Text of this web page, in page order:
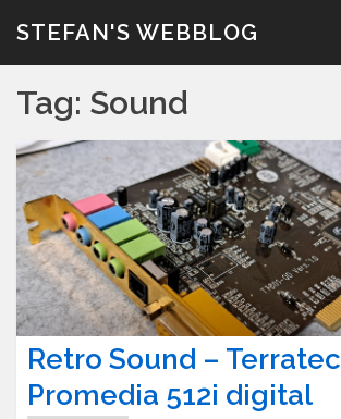
STEFAN'S WEBBLOG
Tag: Sound
Retro Sound – Terratec
Promedia 512i digital